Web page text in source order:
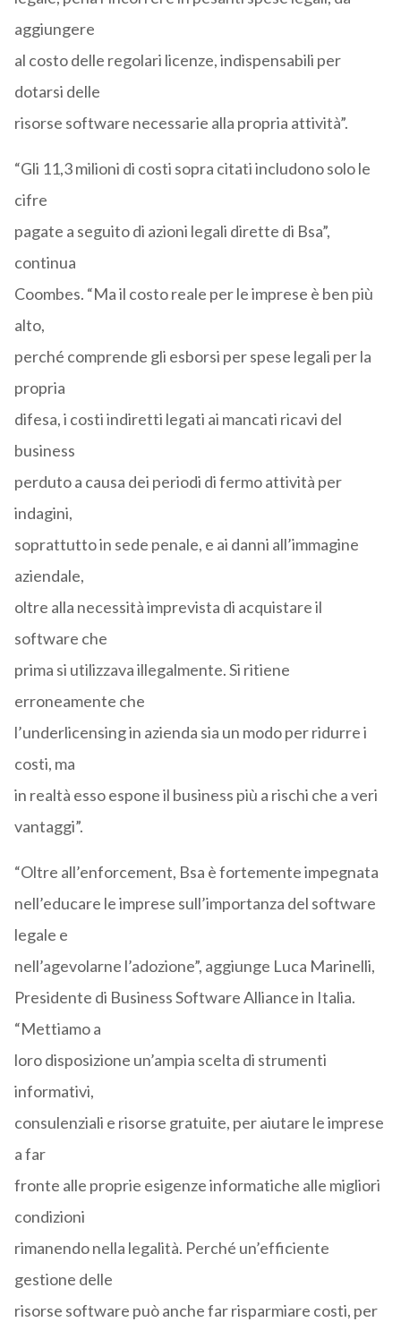
aggiungere
al costo delle regolari licenze, indispensabili per
dotarsi delle
risorse software necessarie alla propria attività”.
“Gli 11,3 milioni di costi sopra citati includono solo le
cifre
pagate a seguito di azioni legali dirette di Bsa”,
continua
Coombes. “Ma il costo reale per le imprese è ben più
alto,
perché comprende gli esborsi per spese legali per la
propria
difesa, i costi indiretti legati ai mancati ricavi del
business
perduto a causa dei periodi di fermo attività per
indagini,
soprattutto in sede penale, e ai danni all’immagine
aziendale,
oltre alla necessità imprevista di acquistare il
software che
prima si utilizzava illegalmente. Si ritiene
erroneamente che
l’underlicensing in azienda sia un modo per ridurre i
costi, ma
in realtà esso espone il business più a rischi che a veri
vantaggi”.
“Oltre all’enforcement, Bsa è fortemente impegnata
nell’educare le imprese sull’importanza del software
legale e
nell’agevolarne l’adozione”, aggiunge Luca Marinelli,
Presidente di Business Software Alliance in Italia.
“Mettiamo a
loro disposizione un’ampia scelta di strumenti
informativi,
consulenziali e risorse gratuite, per aiutare le imprese
a far
fronte alle proprie esigenze informatiche alle migliori
condizioni
rimanendo nella legalità. Perché un’efficiente
gestione delle
risorse software può anche far risparmiare costi, per